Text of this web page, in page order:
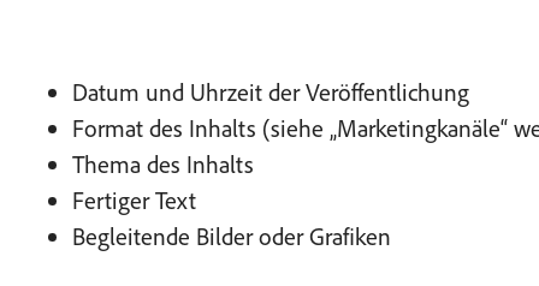
Datum und Uhrzeit der Veröffentlichung
Format des Inhalts (siehe „Marketingkanäle“
Thema des Inhalts
Fertiger Text
Begleitende Bilder oder Grafiken